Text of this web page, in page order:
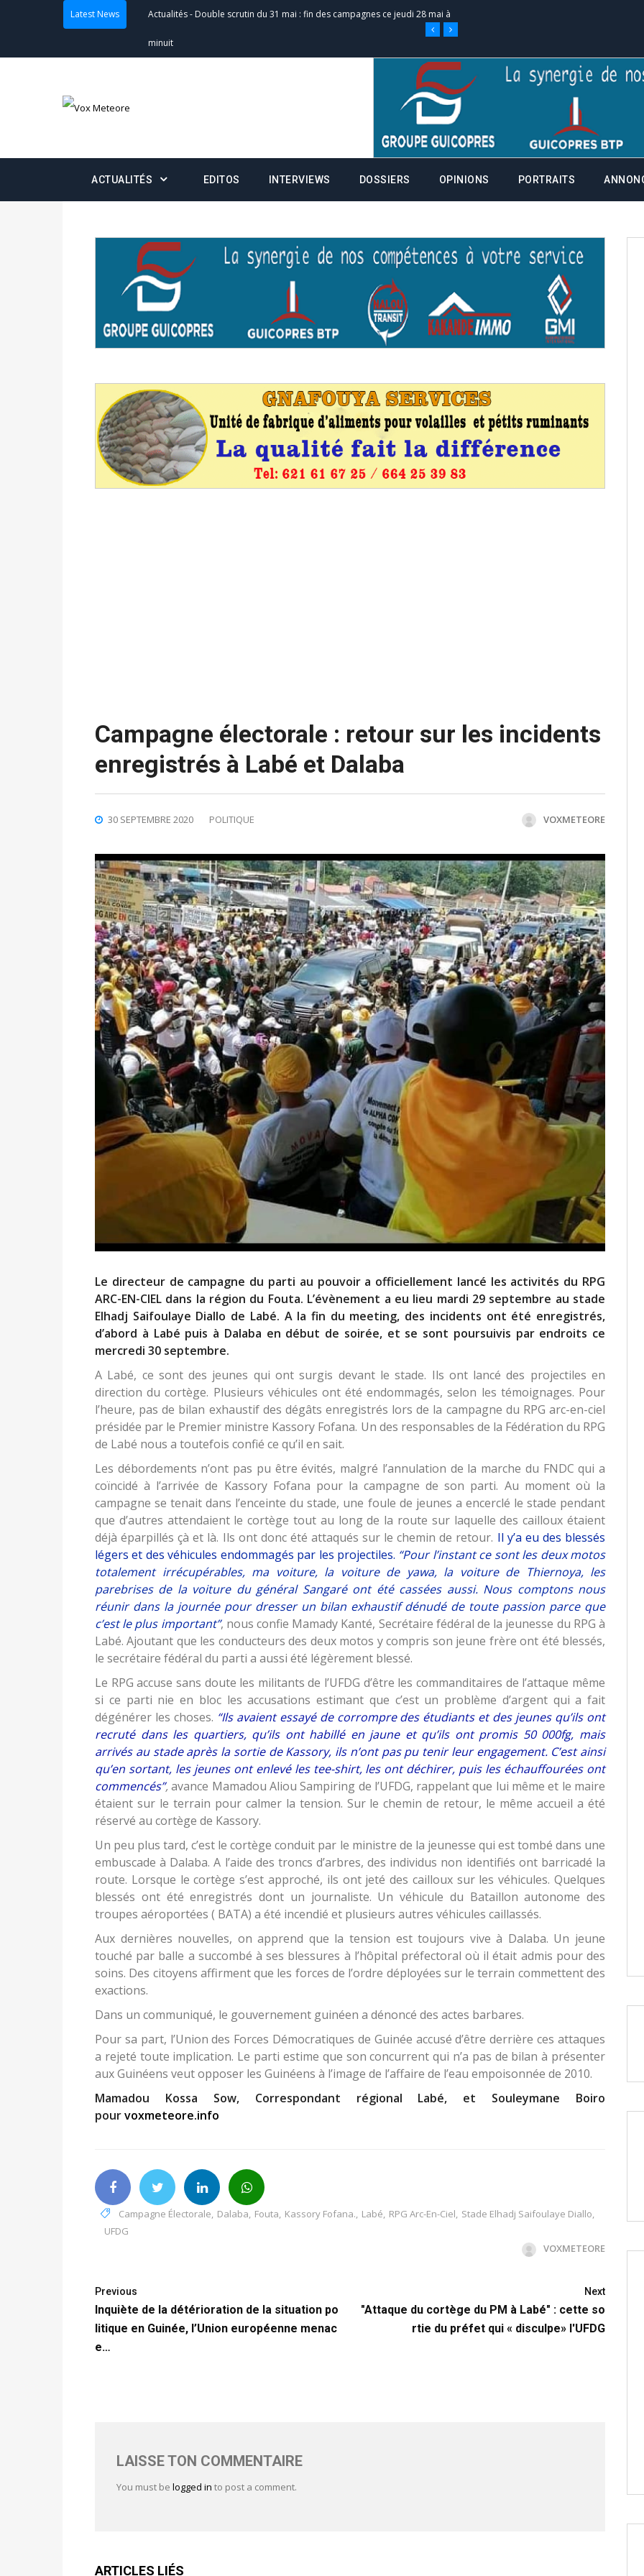
Latest News Actualités- Double scrutin du 31 mai : fin des campagnes ce jeudi 28 mai à
minuit
Communiqué relatif à la délivrance de la fiche de procuration
Convocation des membres des Commissions Administratives de
Centralisation des Votes (CACV) à une prestation de serment et à une
formation
Politique Candidats : désignez vos représentants aux CACV (centralisation
Politique Double scrutin du 31 mai : retrait des cartes d’électeurs possible
du 16 au 31 mai 2026
Politique Délégués de bureaux de vote : vos informations à transmettre
avant le 16 mai 2026 à 16h
statistiques des législatives et communales : ce 4 juin à 18h
Politique-Suite de la publication des résultats partiels des élections de mai
ce 03 juin à 14h
Politique-Suite de la publication des résultats partiels des élections de mai
ACTUALITÉS EDITOS INTERVIEWS DOSSIERS OPINIONS PORTRAITS
Campagne électorale : retour sur les incidents
enregistrés à Labé et Dalaba
30 SEPTEMBRE 2020 POLITIQUE VOXMETEORE
Le directeur de campagne du parti au pouvoir a officiellement lancé les activités du RPG
ARC-EN-CIEL dans la région du Fouta. L’évènement a eu lieu mardi 29 septembre au stade
Elhadj Saifoulaye Diallo de Labé. A la fin du meeting, des incidents ont été enregistrés,
d’abord à Labé puis à Dalaba en début de soirée, et se sont poursuivis par endroits ce
mercredi 30 septembre.
A Labé, ce sont des jeunes qui ont surgis devant le stade. Ils ont lancé des projectiles en
direction du cortège. Plusieurs véhicules ont été endommagés, selon les témoignages. Pour
l’heure, pas de bilan exhaustif des dégâts enregistrés lors de la campagne du RPG arc-en-ciel
présidée par le Premier ministre Kassory Fofana. Un des responsables de la Fédération du RPG
de Labé nous a toutefois confié ce qu’il en sait.
Les débordements n’ont pas pu être évités, malgré l’annulation de la marche du FNDC qui a
coïncidé à l’arrivée de Kassory Fofana pour la campagne de son parti. Au moment où la
campagne se tenait dans l’enceinte du stade, une foule de jeunes a encerclé le stade pendant
que d’autres attendaient le cortège tout au long de la route sur laquelle des cailloux étaient
déjà éparpillés çà et là. Ils ont donc été attaqués sur le chemin de retour. Il y’a eu des blessés
légers et des véhicules endommagés par les projectiles. “Pour l’instant ce sont les deux motos
totalement irrécupérables, ma voiture, la voiture de yawa, la voiture de Thiernoya, les
parebrises de la voiture du général Sangaré ont été cassées aussi. Nous comptons nous
réunir dans la journée pour dresser un bilan exhaustif dénudé de toute passion parce que
c’est le plus important”, nous confie Mamady Kanté, Secrétaire fédéral de la jeunesse du RPG à
Labé. Ajoutant que les conducteurs des deux motos y compris son jeune frère ont été blessés,
le secrétaire fédéral du parti a aussi été légèrement blessé.
Le RPG accuse sans doute les militants de l’UFDG d’être les commanditaires de l’attaque même
si ce parti nie en bloc les accusations estimant que c’est un problème d’argent qui a fait
dégénérer les choses. “Ils avaient essayé de corrompre des étudiants et des jeunes qu’ils ont
recruté dans les quartiers, qu’ils ont habillé en jaune et qu’ils ont promis 50 000fg, mais
arrivés au stade après la sortie de Kassory, ils n’ont pas pu tenir leur engagement. C’est ainsi
qu’en sortant, les jeunes ont enlevé les tee-shirt, les ont déchirer, puis les échauffourées ont
commencés”,avance Mamadou Aliou Sampiring de l’UFDG, rappelant que lui même et le maire
étaient sur le terrain pour calmer la tension. Sur le chemin de retour, le même accueil a été
réservé au cortège de Kassory.
Un peu plus tard, c’est le cortège conduit par le ministre de la jeunesse qui est tombé dans une
embuscade à Dalaba. A l’aide des troncs d’arbres, des individus non identifiés ont barricadé la
route. Lorsque le cortège s’est approché, ils ont jeté des cailloux sur les véhicules. Quelques
blessés ont été enregistrés dont un journaliste. Un véhicule du Bataillon autonome des
troupes aéroportées ( BATA) a été incendié et plusieurs autres véhicules caillassés.
Aux dernières nouvelles, on apprend que la tension est toujours vive à Dalaba. Un jeune
touché par balle a succombé à ses blessures à l’hôpital préfectoral où il était admis pour des
soins. Des citoyens affirment que les forces de l’ordre déployées sur le terrain commettent des
exactions.
Dans un communiqué, le gouvernement guinéen a dénoncé des actes barbares.
Pour sa part, l’Union des Forces Démocratiques de Guinée accusé d’être derrière ces attaques
a rejeté toute implication. Le parti estime que son concurrent qui n’a pas de bilan à présenter
aux Guinéens veut opposer les Guinéens à l’image de l’affaire de l’eau empoisonnée de 2010.
Mamadou Kossa Sow, Correspondant régional Labé, et Souleymane Boiro
pourvoxmeteore.info
Campagne Électorale, Dalaba, Fouta, Kassory Fofana., Labé, RPG Arc-En-Ciel, Stade Elhadj Saifoulaye Diallo,
UFDG
VOXMETEORE
Previous
Inquiète de la détérioration de la situation po
litique en Guinée, l’Union européenne menac
e…
Next
"Attaque du cortège du PM à Labé" : cette so
rtie du préfet qui « disculpe» l'UFDG
LAISSE TON COMMENTAIRE
You must be logged in to post a comment.
ARTICLES LIÉS